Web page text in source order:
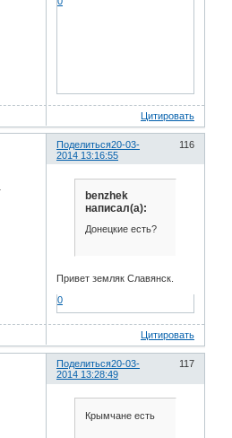
Цитировать
Поделиться 116
20-03-
2014 13:16:55
benzhek
написал(а):
Донецкие есть?
Привет земляк Славянск.
0
Цитировать
Поделиться 117
20-03-
2014 13:28:49
Крымчане есть